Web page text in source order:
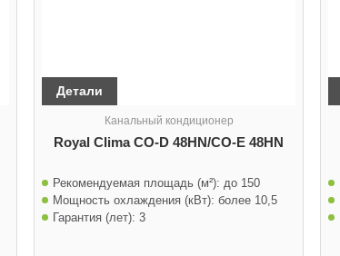
Детали
Канальный кондиционер
Royal Clima CO-D 48HN/CO-E 48HN
Рекомендуемая площадь (м²): до 150
Мощность охлаждения (кВт): более 10,5
Гарантия (лет): 3